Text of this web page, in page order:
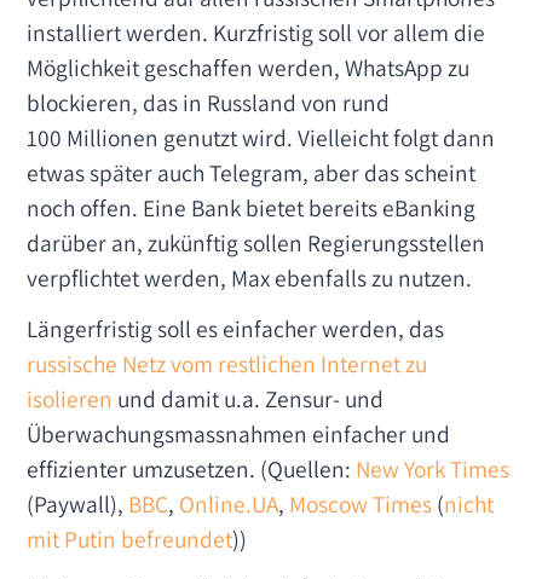
installiert werden. Kurzfristig soll vor allem die
Möglichkeit geschaffen werden, WhatsApp zu
blockieren, das in Russland von rund
100 Millionen genutzt wird. Vielleicht folgt dann
etwas später auch Telegram, aber das scheint
noch offen. Eine Bank bietet bereits eBanking
darüber an, zukünftig sollen Regierungsstellen
verpflichtet werden, Max ebenfalls zu nutzen.
Längerfristig soll es einfacher werden, das
russische Netz vom restlichen Internet zu
isolieren und damit u.a. Zensur- und
Überwachungsmassnahmen einfacher und
effizienter umzusetzen. (Quellen: New York Times
(Paywall), BBC, Online.UA, Moscow Times(nicht
mit Putin befreundet))